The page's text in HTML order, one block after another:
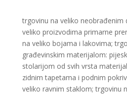
trgovinu na veliko neobrađenim
veliko proizvodima primarne
na veliko bojama i lakovima;
građevinskim materijalom:
stolarijom od svih vrsta
zidnim tapetama i podnim
veliko ravnim staklom; trgovinu